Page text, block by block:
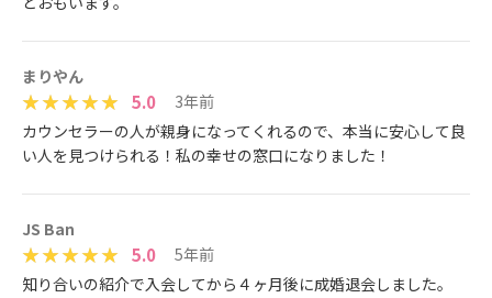
まりやん
5.0
3年前
カウンセラーの人が親身になってくれるので、本当に安心して良
い人を見つけられる！私の幸せの窓口になりました！
JS Ban
5.0
5年前
知り合いの紹介で入会してから４ヶ月後に成婚退会しました。